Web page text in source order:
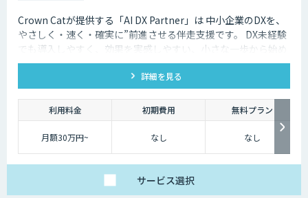
Crown Catが提供する「AI DX Partner」は 中小企業のDXを、
やさしく・速く・確実に”前進させる伴走支援です。 DX未経験
でも導入しやすく、効果を実感しやすい、小さな一歩から始め
るDX支援サービスです。 AI DX Partnerは、大手企業のDX支援
で培ったノウハウをベースに、 地方・中小企業のための“現実
的なDX”を設計・実装・運用まで一貫して支援いたします。 私
たちは、コンサル×開発×AIの力で、現場に寄り添った 『ちょ
うどいいDX』を実現します。
詳細を見る
利用料金 初期費用 無料プラン
月額30万円~ なし なし
サービス選択